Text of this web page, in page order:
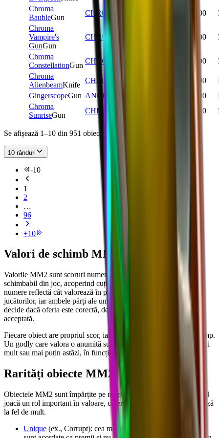
Chroma
BaubleGun
CHROMA 38,000
Chroma
Vampire's
GunGun
CHROMA 30,000
Chroma
ConstellationGun
CHROMA 27,000
Chroma
AlienbeamKnife
CHROMA 25,000
GingerscopeGun ANCIENT 18,500
Chroma
SunriseGun
CHROMA 13,500
Se afișează 1–10 din 951 obiecte
10 rânduri
-10
1
2
…
96
+10
Valori de schimb MM2
Valorile MM2 sunt scoruri numerice atribuite fiecărui obiect
schimbabil din joc, acoperind cuțite, pistoale și pet-uri. Aceste
numere reflectă cât valorează în prezent fiecare obiect pe piața
jucătorilor, iar ambele părți ale unui schimb le folosesc pentru a
decide dacă oferta este corectă, dezechilibrată sau nu merită
acceptată.
Fiecare obiect are propriul scor, iar aceste scoruri se schimbă în timp.
Un godly care valora o anumită sumă luna trecută poate valora mai
mult sau mai puțin astăzi, în funcție de cerere și activitatea pieței.
Rarități obiecte MM2
Obiectele MM2 sunt împărțite pe niveluri de raritate și, deși nivelul
joacă un rol important în valoare, cererea și disponibilitatea contează
la fel de mult.
Unique (ex., Corrupt): cea mai mare raritate, dar majoritatea